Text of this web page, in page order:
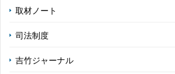
取材ノート
司法制度
吉竹ジャーナル